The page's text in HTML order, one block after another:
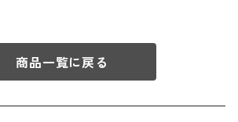
商品一覧に戻る